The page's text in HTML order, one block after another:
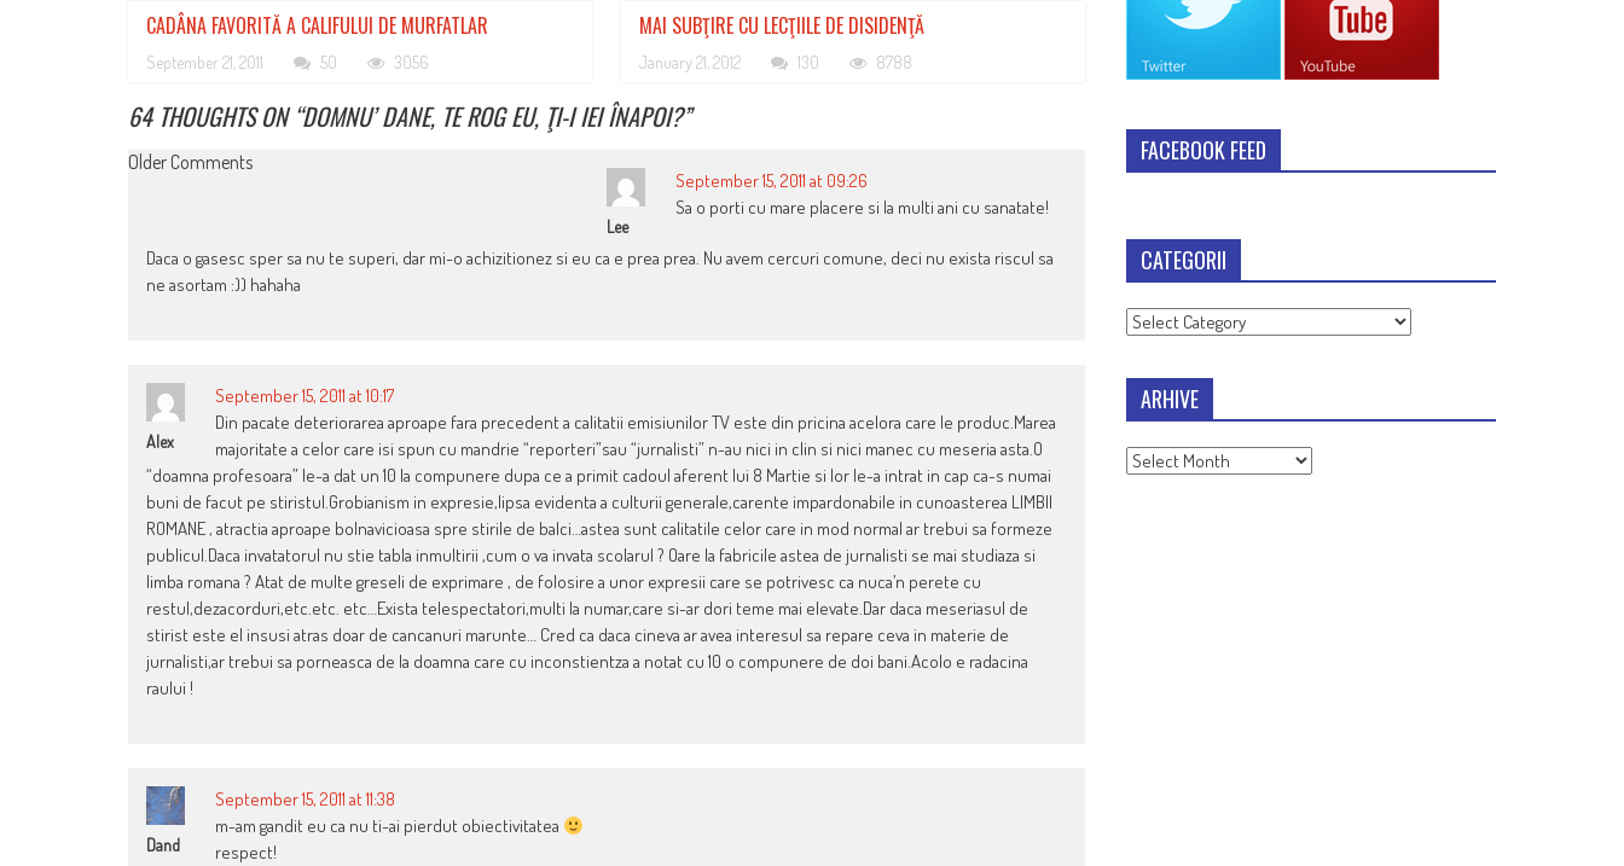
CADÂNA FAVORITĂ A CALIFULUI DE MURFATLAR
September 21, 2011 50 3056
MAI SUBŢIRE CU LECŢIILE DE DISIDENŢĂ
January 21, 2012 130 8788
64 THOUGHTS ON “DOMNU’ DANE, TE ROG EU, ŢI-I IEI ÎNAPOI?”
COMMENT
Older Comments
Lee
September 15, 2011 at 09:26
Sa o porti cu mare placere si la multi ani cu sanatate!
Daca o gasesc sper sa nu te superi, dar mi-o achizitionez si eu ca e prea prea. Nu avem cercuri comune, deci nu exista riscul sa
ne asortam :)) hahaha
Alex
September 15, 2011 at 10:17
Din pacate deteriorarea aproape fara precedent a calitatii emisiunilor TV este din pricina acelora care le produc.Marea
majoritate a celor care isi spun cu mandrie “reporteri”sau “jurnalisti” n-au nici in clin si nici manec cu meseria asta.O
“doamna profesoara” le-a dat un 10 la compunere dupa ce a primit cadoul aferent lui 8 Martie si lor le-a intrat in cap ca-s numai
buni de facut pe stiristul.Grobianism in expresie,lipsa evidenta a culturii generale,carente impardonabile in cunoasterea LIMBII
ROMANE , atractia aproape bolnavicioasa spre stirile de balci…astea sunt calitatile celor care in mod normal ar trebui sa formeze
publicul.Daca invatatorul nu stie tabla inmultirii ,cum o va invata scolarul ? Oare la fabricile astea de jurnalisti se mai studiaza si
limba romana ? Atat de multe greseli de exprimare , de folosire a unor expresii care se potrivesc ca nuca’n perete cu
restul,dezacorduri,etc.etc. etc…Exista telespectatori,multi la numar,care si-ar dori teme mai elevate.Dar daca meseriasul de
stirist este el insusi atras doar de cancanuri marunte… Cred ca daca cineva ar avea interesul sa repare ceva in materie de
jurnalisti,ar trebui sa porneasca de la doamna care cu inconstientza a notat cu 10 o compunere de doi bani.Acolo e radacina
raului !
Dand
September 15, 2011 at 11:38
m-am gandit eu ca nu ti-ai pierdut obiectivitatea
respect!
FACEBOOK FEED
CATEGORII
Categorii
ARHIVE
Arhive